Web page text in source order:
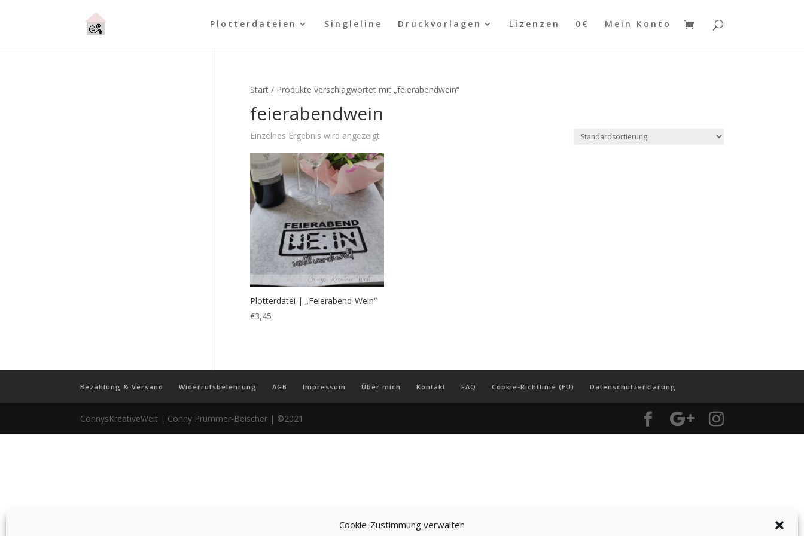
Cookie-Zustimmung verwalten
Plotterdateien Singleline Druckvorlagen Lizenzen 0€ Mein Konto
Start/ Produkte verschlagwortet mit „feierabendwein“
feierabendwein
Einzelnes Ergebnis wird angezeigt
Plotterdatei | „Feierabend-Wein“
€3,45
Bezahlung & Versand Widerrufsbelehrung AGB Impressum Über mich Kontakt FAQ Cookie-Richtlinie (EU) Datenschutzerklärung
ConnysKreativeWelt | Conny Prummer-Beischer | ©2021